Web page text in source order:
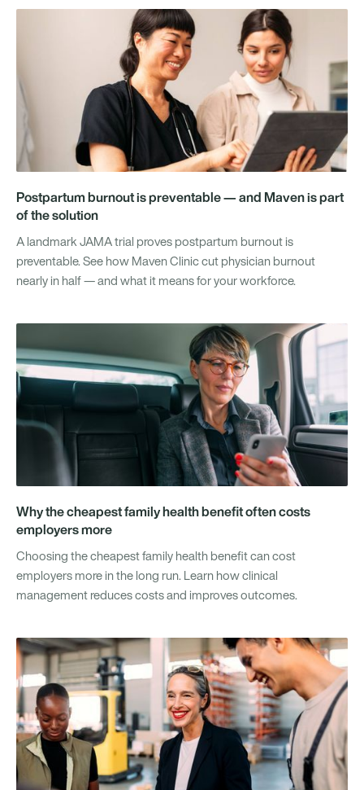
Postpartum burnout is preventable — and Maven is part
of the solution
A landmark JAMA trial proves postpartum burnout is
preventable. See how Maven Clinic cut physician burnout
nearly in half — and what it means for your workforce.
Why the cheapest family health benefit often costs
employers more
Choosing the cheapest family health benefit can cost
employers more in the long run. Learn how clinical
management reduces costs and improves outcomes.